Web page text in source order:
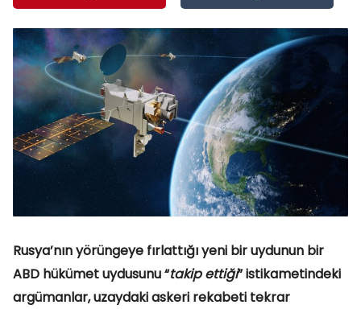
Rusya’nın yörüngeye fırlattığı yeni bir uydunun bir
ABD hükümet uydusunu “takip ettiği” istikametindeki
argümanlar, uzaydaki askeri rekabeti tekrar